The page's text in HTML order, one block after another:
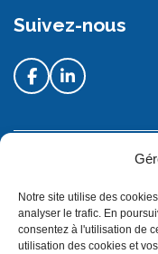
Notre site utilise des
analyser le trafic. En
consentez à l'utilisation de
utilisation des cookies et
Suivez-nous
© Centre de services
confidentialité